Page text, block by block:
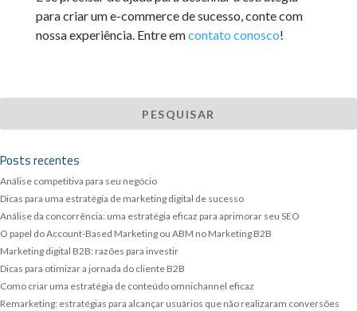
para criar um e-commerce de sucesso, conte com
nossa experiência. Entre emcontato conosco!
Posts recentes
Análise competitiva para seu negócio
Dicas para uma estratégia de marketing digital de sucesso
Análise da concorrência: uma estratégia eficaz para aprimorar seu SEO
O papel do Account-Based Marketing ou ABM no Marketing B2B
Marketing digital B2B: razões para investir
Dicas para otimizar a jornada do cliente B2B
Como criar uma estratégia de conteúdo omnichannel eficaz
Remarketing: estratégias para alcançar usuários que não realizaram conversões